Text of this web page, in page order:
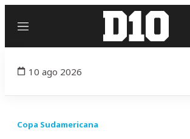
Menú
10 ago 2026
Copa Sudamericana